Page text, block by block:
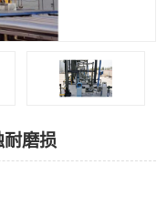
磨损
鹤管